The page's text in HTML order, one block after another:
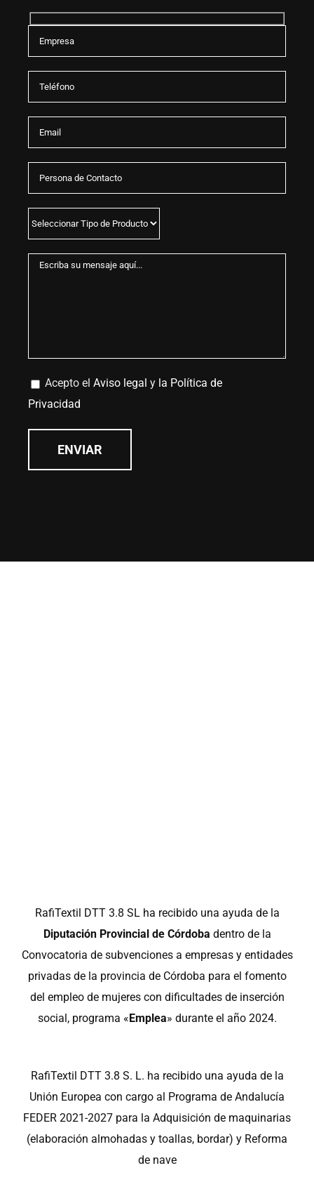
Acepto elAviso legal y la Política de
Privacidad
RafiTextil DTT 3.8 SL ha recibido una ayuda de la
Diputación Provincial de Córdoba dentro de la
Convocatoria de subvenciones a empresas y entidades
privadas de la provincia de Córdoba para el fomento
del empleo de mujeres con dificultades de inserción
social, programa « Emplea» durante el año 2024.
RafiTextil DTT 3.8 S. L. ha recibido una ayuda de la
Unión Europea con cargo al Programa de Andalucía
FEDER 2021-2027 para la Adquisición de maquinarias
(elaboración almohadas y toallas, bordar) y Reforma
de nave